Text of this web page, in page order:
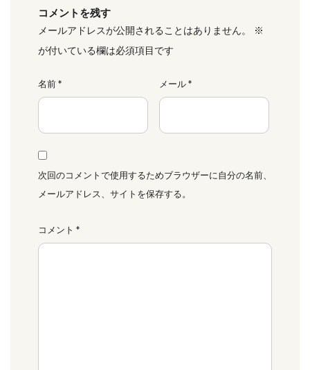
コメントを残す
メールアドレスが公開されることはありません。
※
が付いている欄は必須項目です
名前* メール*
次回のコメントで使用するためブラウザーに自分の名前、
メールアドレス、サイトを保存する。
コメント *